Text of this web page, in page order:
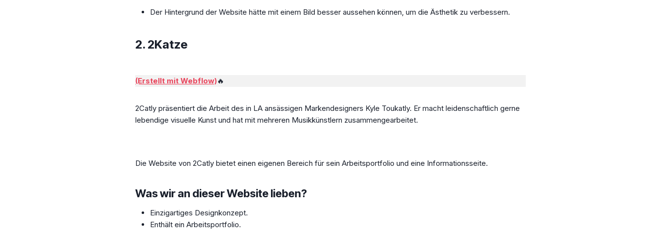
Der Hintergrund der Website hätte mit einem Bild besser aussehen können, um die Ästhetik zu verbessern.
2. 2Katze
(Erstellt mit Webflow)🔥
2Catly präsentiert die Arbeit des in LA ansässigen Markendesigners Kyle Toukatly. Er macht leidenschaftlich gerne
lebendige visuelle Kunst und hat mit mehreren Musikkünstlern zusammengearbeitet.
Die Website von 2Catly bietet einen eigenen Bereich für sein Arbeitsportfolio und eine Informationsseite.
Was wir an dieser Website lieben?
Einzigartiges Designkonzept.
Enthält ein Arbeitsportfolio.